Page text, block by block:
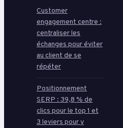
Customer
engagement centre :
centraliser les
échanges pour éviter
au client de se
répéter
Positionnement
SERP : 39,8 % de
clics pour le top 1 et
3 leviers pour y